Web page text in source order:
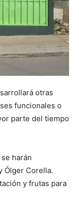
otras
funcionales o
parte del tiempo
harán
Ólger Corella.
y frutas para